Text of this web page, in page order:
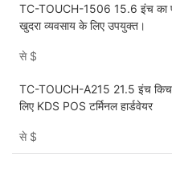
TC-TOUCH-1506 15.6 इंच का
खुदरा व्यवसाय के लिए उपयुक्त।
से $
TC-TOUCH-A215 21.5 इंच
लिए KDS POS टर्मिनल हार्डवेयर
से $